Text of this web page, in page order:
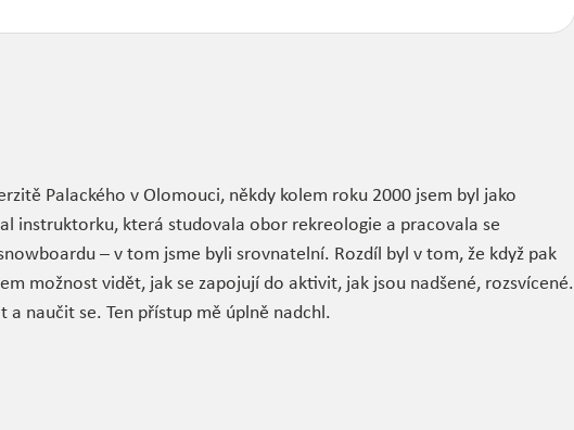
Palackého v Olomouci, někdy kolem roku 2000 jsem byl jako
instruktorku, která studovala obor rekreologie a pracovala se
– v tom jsme byli srovnatelní. Rozdíl byl v tom, že když pak
možnost vidět, jak se zapojují do aktivit, jak jsou nadšené, rozsvícené.
naučit se. Ten přístup mě úplně nadchl.